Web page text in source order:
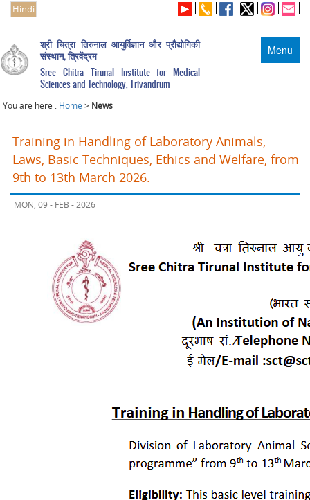
Hindi
Menu
श्री चित्रा तिरुनाल आयुर्विज्ञान और प्रौद्योगिकी
संस्थान, त्रिवेंद्रम
Sree Chitra Tirunal Institute for Medical
Sciences and Technology, Trivandrum
You are here : Home > News
Training in Handling of Laboratory Animals,
Laws, Basic Techniques, Ethics and Welfare, from
9th to 13th March 2026.
MON, 09 - FEB - 2026